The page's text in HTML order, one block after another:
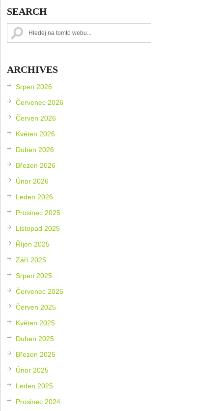
SEARCH
ARCHIVES
Srpen 2026
Červenec 2026
Červen 2026
Květen 2026
Duben 2026
Březen 2026
Únor 2026
Leden 2026
Prosinec 2025
Listopad 2025
Říjen 2025
Září 2025
Srpen 2025
Červenec 2025
Červen 2025
Květen 2025
Duben 2025
Březen 2025
Únor 2025
Leden 2025
Prosinec 2024